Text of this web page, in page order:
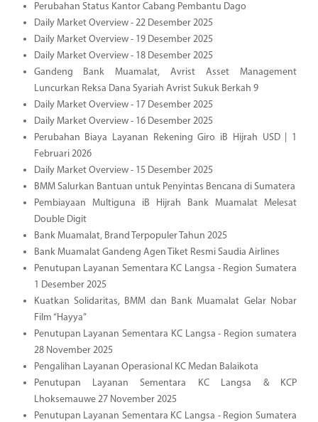
Perubahan Status Kantor Cabang Pembantu Dago
Daily Market Overview - 22 Desember 2025
Daily Market Overview - 19 Desember 2025
Daily Market Overview - 18 Desember 2025
Gandeng Bank Muamalat, Avrist Asset Management
Luncurkan Reksa Dana Syariah Avrist Sukuk Berkah 9
Daily Market Overview - 17 Desember 2025
Daily Market Overview - 16 Desember 2025
Perubahan Biaya Layanan Rekening Giro iB Hijrah USD | 1
Februari 2026
Daily Market Overview - 15 Desember 2025
BMM Salurkan Bantuan untuk Penyintas Bencana di Sumatera
Pembiayaan Multiguna iB Hijrah Bank Muamalat Melesat
Double Digit
Bank Muamalat, Brand Terpopuler Tahun 2025
Bank Muamalat Gandeng Agen Tiket Resmi Saudia Airlines
Penutupan Layanan Sementara KC Langsa - Region Sumatera
1 Desember 2025
Kuatkan Solidaritas, BMM dan Bank Muamalat Gelar Nobar
Film “Hayya”
Penutupan Layanan Sementara KC Langsa - Region sumatera
28 November 2025
Pengalihan Layanan Operasional KC Medan Balaikota
Penutupan Layanan Sementara KC Langsa & KCP
Lhoksemauwe 27 November 2025
Penutupan Layanan Sementara KC Langsa - Region Sumatera